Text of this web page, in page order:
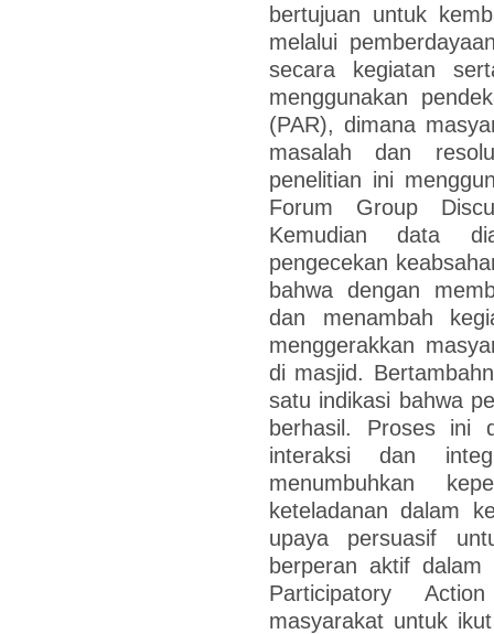
bertujuan untuk
melalui
secara kegiatan
menggunakan
(PAR), dimana
masalah dan
penelitian ini
Forum Group
Kemudian data
pengecekan
bahwa dengan
dan menambah
menggerakkan
di masjid.
satu indikasi bahwa
berhasil. Proses ini
interaksi dan
menumbuhkan
keteladanan dalam
upaya persuasif
berperan aktif dalam
Participatory
masyarakat untuk